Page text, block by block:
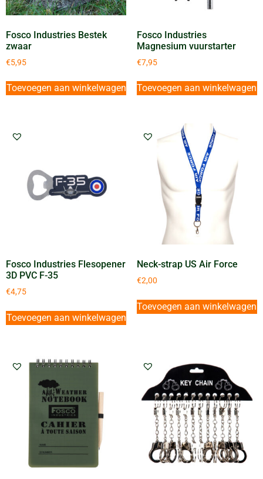
Fosco Industries Bestek
zwaar
€5,95
Toevoegen aan winkelwagen
Fosco Industries
Magnesium vuurstarter
€7,95
Toevoegen aan winkelwagen
Fosco Industries Flesopener
3D PVC F-35
€4,75
Toevoegen aan winkelwagen
Neck-strap US Air Force
€2,00
Toevoegen aan winkelwagen